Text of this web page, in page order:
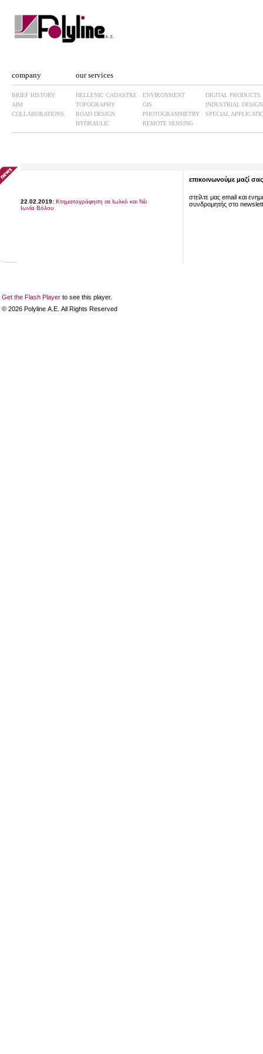
company
BRIEF HISTORY
AIM
COLLABORATIONS
our services
HELLENIC CADASTRE
TOPOGRAPHY
ROAD DESIGN
HYDRAULIC
ENVIRONMENT
GIS
PHOTOGRAMMETRY
REMOTE SENSING
DIGITAL PRODUCTS
INDUSTRIAL DESIGN
SPECIAL
επικοινωνούμε μαζί σας
Ιωνία Βόλου
στείλτε μας email και
συνδρομητής στο
Get the Flash Player to see this player.
© 2026 Polyline Α.Ε. All Rights Reserved